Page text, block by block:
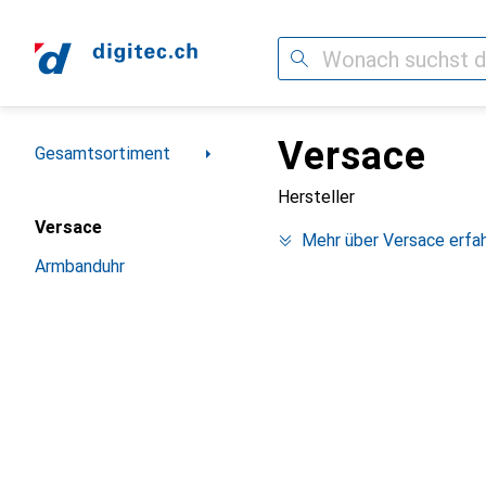
Suche
Navigation nach Kategorien
Gesamtsortiment
Versace
Armbanduhr
Versace
Hersteller
Mehr über Versace